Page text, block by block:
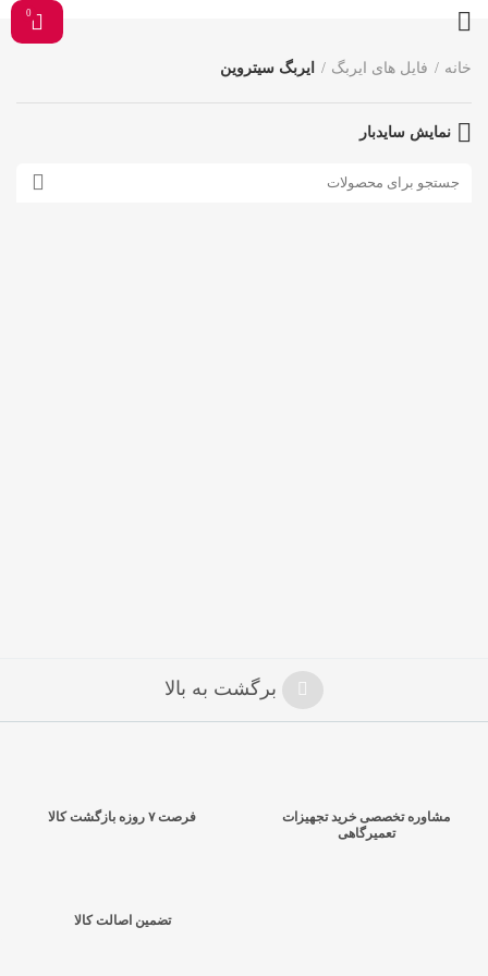
0
خانه فایل های ایربگ ایربگ سیتروین
نمایش سایدبار
برگشت به بالا
فرصت ۷ روزه بازگشت کالا
مشاوره تخصصی خرید تجهیزات
تعمیرگاهی
تضمین اصالت کالا